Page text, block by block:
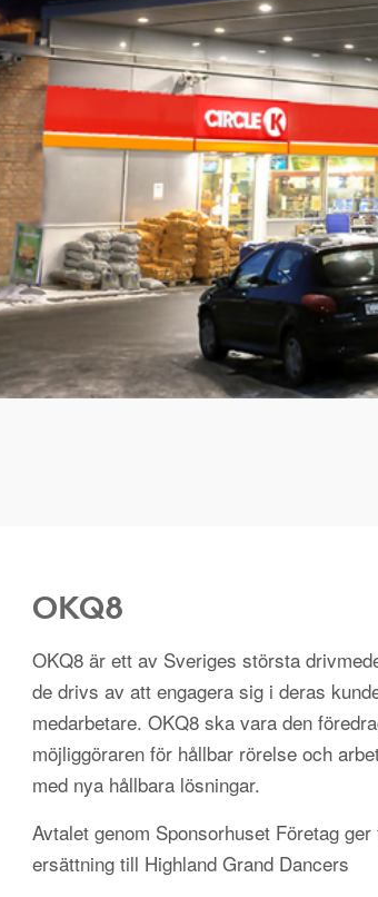
OKQ8
OKQ8 är ett av Sveriges största
de drivs av att engagera sig i deras
medarbetare. OKQ8 ska vara den
möjliggöraren för hållbar rörelse och
med nya hållbara lösningar.
Avtalet genom Sponsorhuset Företag ger
ersättning till Highland Grand Dancers